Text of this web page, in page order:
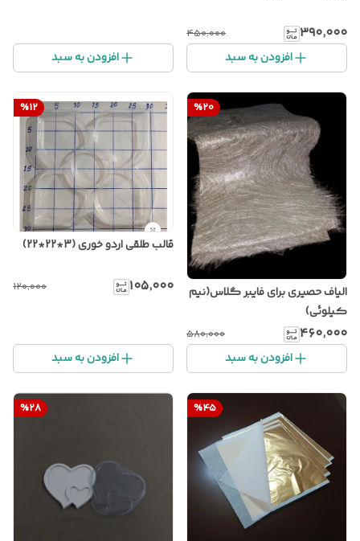
۳۹۰٬۰۰۰ ۴۵۰٬۰۰۰
افزودن به سبد افزودن به سبد
%20
الیاف حصیری برای فایبر گلاس(نیم
کیلوئی)
۴۶۰٬۰۰۰ ۵۸۰٬۰۰۰
افزودن به سبد
%12
قالب طلقی اردو خوری (3*22*22)
۱۰۵٬۰۰۰ ۱۲۰٬۰۰۰
افزودن به سبد
%45
%28